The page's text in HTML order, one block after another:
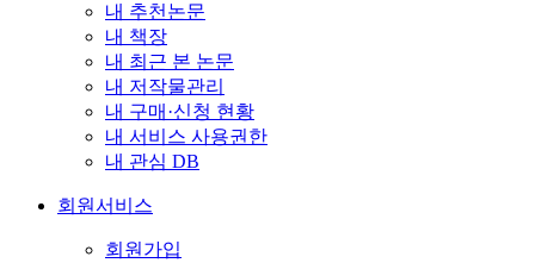
내 추천논문
내 책장
내 최근 본 논문
내 저작물관리
내 구매·신청 현황
내 서비스 사용권한
내 관심 DB
회원서비스
회원가입